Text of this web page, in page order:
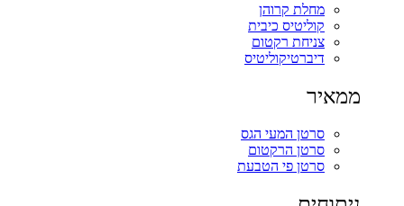
מחלת קרוהן
קוליטיס כיבית
צניחת רקטום
דיברטיקוליטיס
ממאיר
סרטן המעי הגס
סרטן הרקטום
סרטן פי הטבעת